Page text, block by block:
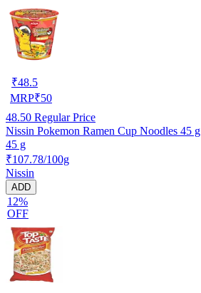
₹48.5
MRP₹50
48.50 Regular Price
Nissin Pokemon Ramen Cup Noodles 45 g
45 g
₹107.78/100g
Nissin
ADD
12%
OFF